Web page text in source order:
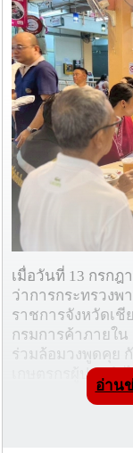
เมื่อวันที่ 13 กรก
ว่าการกระทรวง
ราชการจังหวัดเ
กรมการค้าภายใ
ร่วมล้อมวงพูดคุย
เกษตรกรผู้ปลูกล
และความต้องการ
อ่าน